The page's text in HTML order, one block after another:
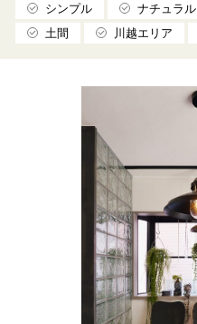
シンプル
ナチュラル
土間
川越エリア